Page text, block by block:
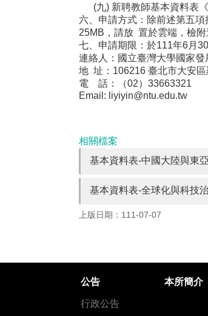
(九) 新聘教師基本資料表《
六、申請方式：除前述第五
25MB，請放 置於雲端，檢
七、申請期限：於111年6月
連絡人：國立臺灣大學國家
地 址：106216 臺北市⼤安
電 話：（02）33663321
Email: liyiyin@ntu.edu.tw
相關檔案
基本資料表-中國大陸與東
基本資料表-全球化與科技
上版日期：111-07-07
公告
行政公告
本所簡介